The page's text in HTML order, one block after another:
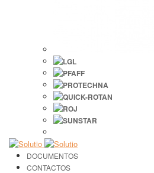
DOCUMENTOS
CONTACTOS